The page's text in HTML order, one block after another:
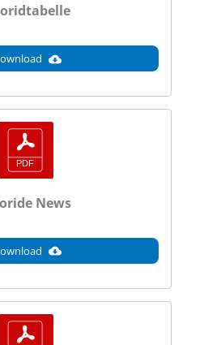
News